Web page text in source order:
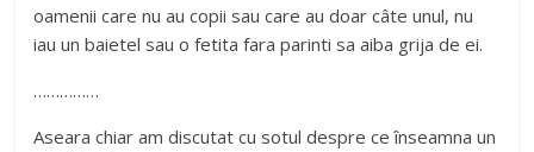
oamenii care nu au copii sau care au doar câte unul, nu
iau un baietel sau o fetita fara parinti sa aiba grija de ei.
……………
Aseara chiar am discutat cu sotul despre ce înseamna un